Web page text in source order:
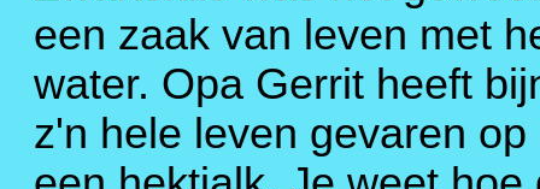
een zaak van leven met
water. Opa Gerrit heeft
z'n hele leven gevaren op